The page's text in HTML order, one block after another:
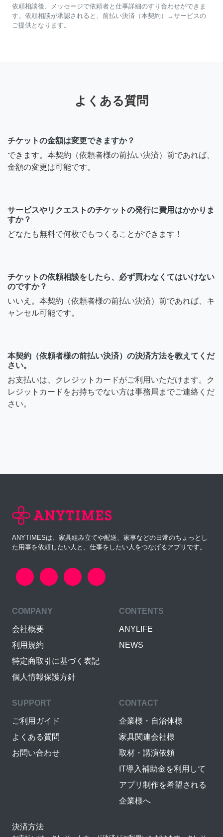
依頼相談後、メッセージで依頼者と仕事詳細のすり合わせができま
す。依頼相談が承認されると、前払い決済（本契約）→サービスの
ご提供となります。
よくある質問
チケットの金額は変更できますか？
できます。本契約（依頼者様の前払い決済）前であれば、
金額の変更は可能です。
サービスやリクエストのチケットの発行に費用はかかりま
すか？
どなたも無料で何枚でもつくることができます！
チケットの依頼相談をしたら、必ず買わなくてはいけない
のですか？
いいえ。本契約（依頼者様の前払い決済）前であれば、キ
ャンセル可能です。
本契約（依頼者様の前払い決済）の決済方法を教えてくだ
さい。
お支払いは、クレジットカードがご利用いただけます。ク
レジットカードをお持ちでない方は事務局までご連絡くだ
さい。
ANYTIMESは、家具組み立てや配送、家事などの日常のちょっとし
た用事を依頼したい人と、仕事をしたい人をつなげるアプリです。
COMPANY
会社概要
利用規約
特定商取引に基づく表記
個人情報保護方針
CONTENTS
ANYLIFE
NEWS
SUPPORT
ご利用ガイド
よくある質問
お問い合わせ
CONTACT
企業様・自治体様
家具関連会社様
取材・講演依頼
IT導入補助金を利用して
アプリ制作を希望される
企業様へ
決済方法